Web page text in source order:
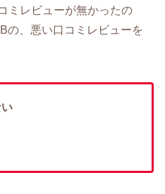
ミレビューが無かったの
の、悪い口コミレビューを